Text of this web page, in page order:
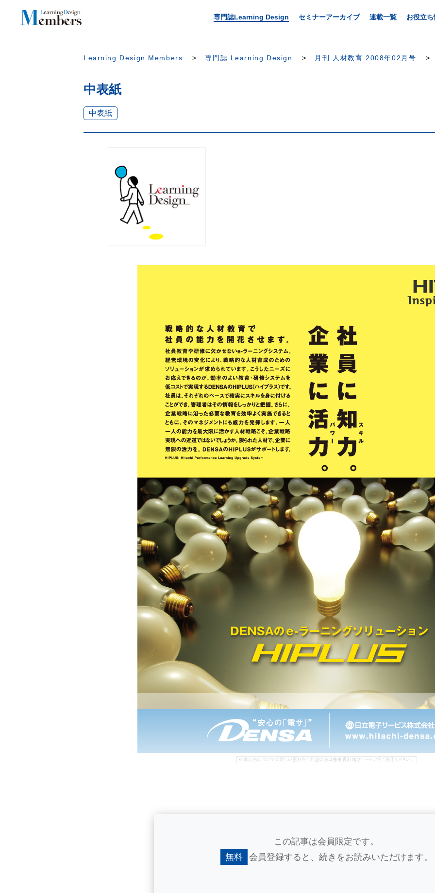
専門誌Learning Design セミナーアーカイブ 連載一覧 お役立
Learning Design Members 専門誌 Learning Design 月刊 人材教育 2008年02月号
中表紙
中表紙
この記事は会員限定です。
無料
会員登録すると、 続きをお読みいただけます。